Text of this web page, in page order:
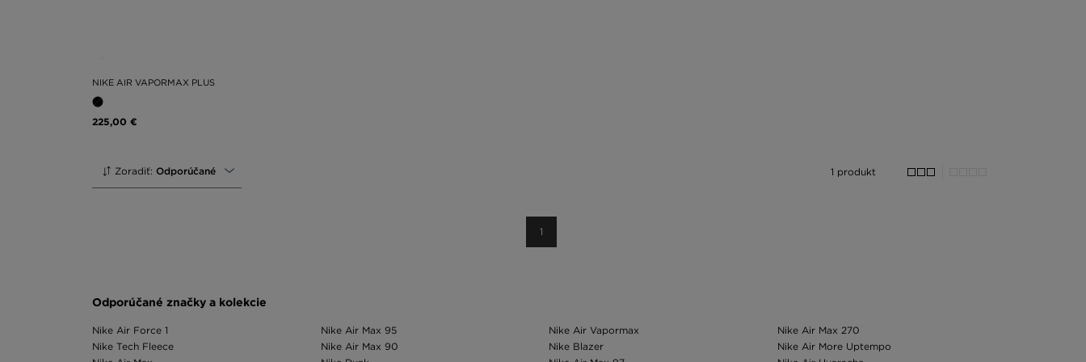
NIKE AIR VAPORMAX PLUS
225,00 €
Zoradiť: Odporúčané 1 produkt
1
Odporúčané značky a kolekcie
Nike Air Force 1
Nike Tech Fleece
Nike Air Max 95
Nike Air Max 90
Nike Air Vapormax
Nike Blazer
Nike Air Max 270
Nike Air More Uptempo